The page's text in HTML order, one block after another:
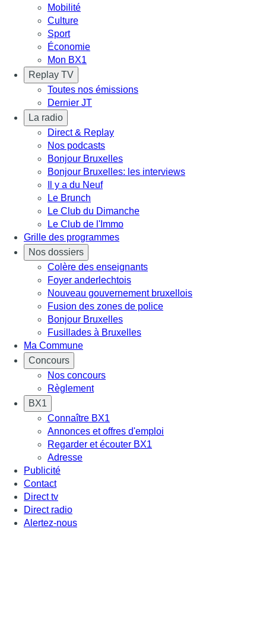
Mobilité
Culture
Sport
Économie
Mon BX1
Replay TV
Toutes nos émissions
Dernier JT
La radio
Direct & Replay
Nos podcasts
Bonjour Bruxelles
Bonjour Bruxelles: les interviews
Il y a du Neuf
Le Brunch
Le Club du Dimanche
Le Club de l'Immo
Grille des programmes
Nos dossiers
Colère des enseignants
Foyer anderlechtois
Nouveau gouvernement bruxellois
Fusion des zones de police
Bonjour Bruxelles
Fusillades à Bruxelles
Ma Commune
Concours
Nos concours
Règlement
BX1
Connaître BX1
Annonces et offres d'emploi
Regarder et écouter BX1
Adresse
Publicité
Contact
Direct tv
Direct radio
Alertez-nous